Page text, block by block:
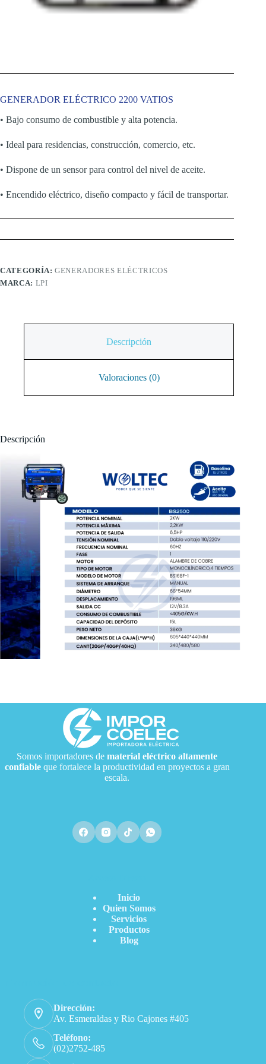
GENERADOR ELÉCTRICO 2200 VATIOS
• Bajo consumo de combustible y alta potencia.
• Ideal para residencias, construcción, comercio, etc.
• Dispone de un sensor para control del nivel de aceite.
• Encendido eléctrico, diseño compacto y fácil de transportar.
CATEGORÍA:GENERADORES ELÉCTRICOS
MARCA: LPI
Descripción
Valoraciones (0)
Descripción
Somos importadores dematerial eléctrico altamente
confiableque fortalece la productividad en proyectos a gran
escala.
Inicio
Quien Somos
Servicios
Productos
Blog
Dirección:
Av. Esmeraldas y Rio Cajones #405
Teléfono:
(02)2752-485